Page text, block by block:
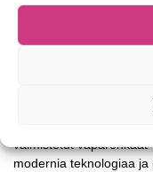
halkaisija ja paino ovat
nopeus riittävät
kilpalijoihin. Sarjaan
Perinteitä kunnioittaen
valmistetut vaparenkaat
modernia teknologiaa ja